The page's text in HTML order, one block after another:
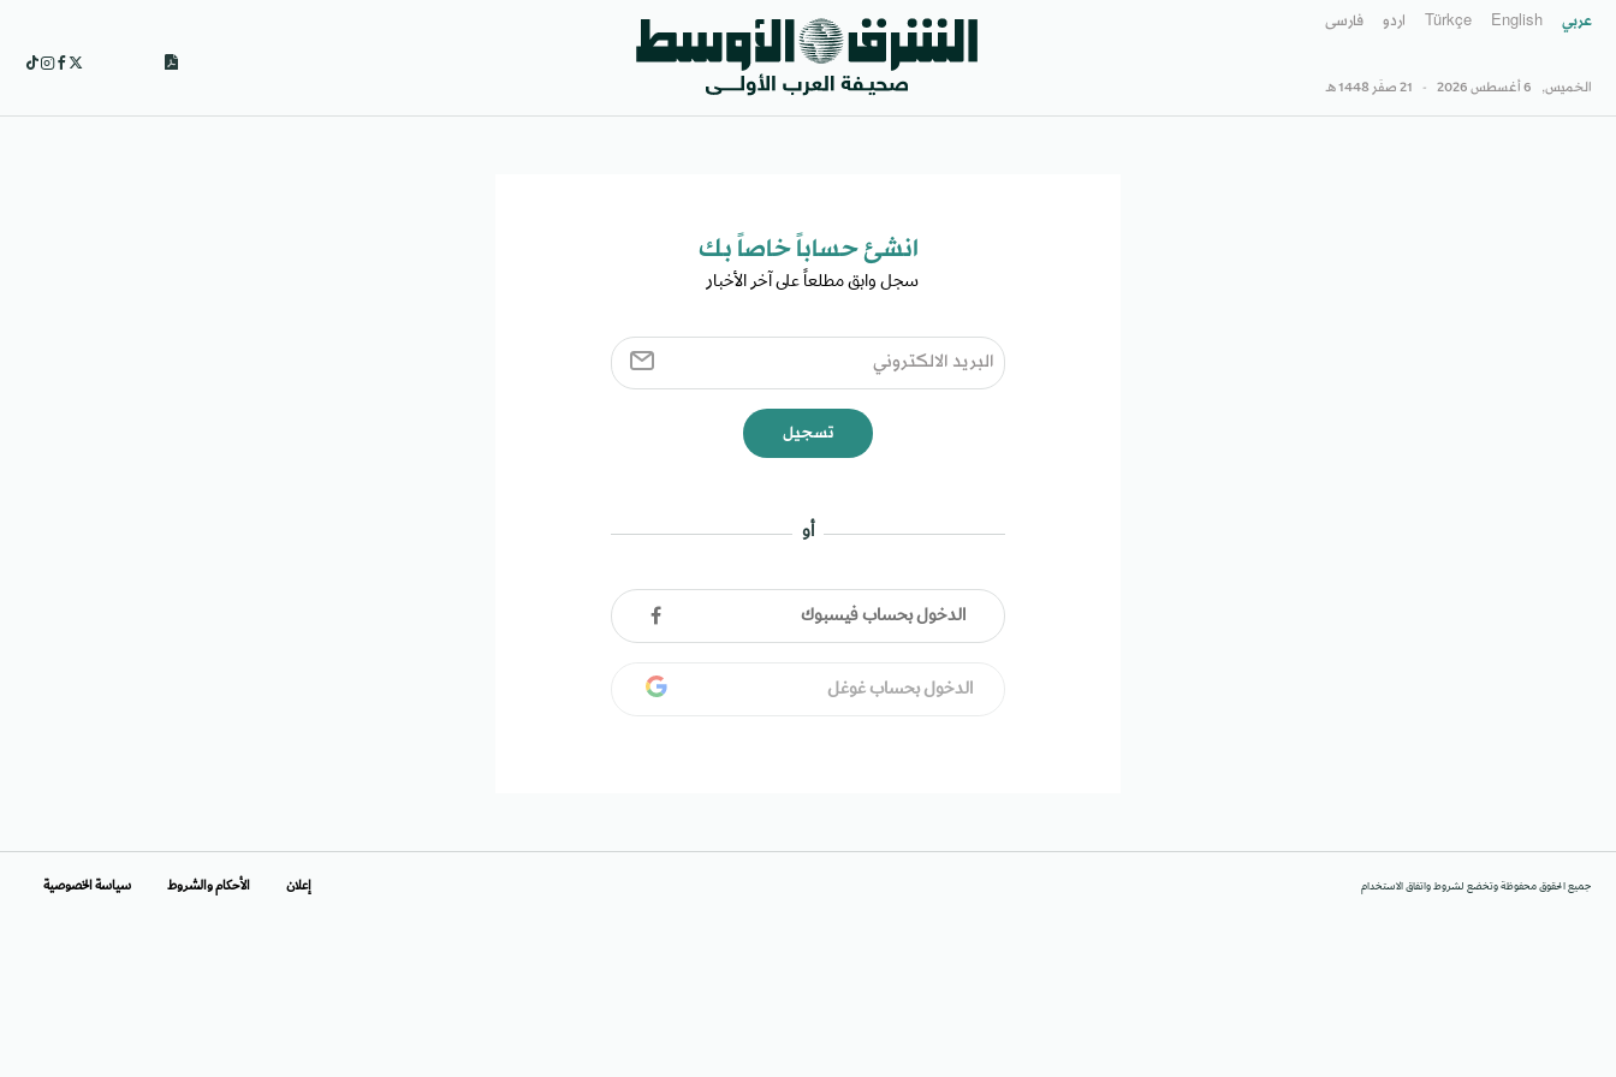
عربي English
Türkçe اردو فارسى
الخميس, 6 أغسطس 2026 - 21 صفَر 1448 هـ
انشئ حساباً خاصاً بك​
سجل وابق مطلعاً على آخر الأخبار ​
تسجيل
أو
الدخول بحساب فيسبوك
الدخول بحساب غوغل
جميع الحقوق محفوظة وتخضع لشروط واتفاق الاستخدام إعلان الأحكام والشروط سياسة الخصوصية